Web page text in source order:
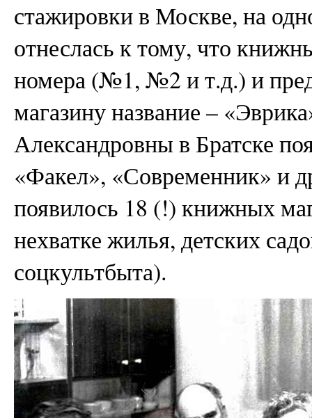
стажировки в Москве, на
отнеслась к тому, что
номера (№1, №2 и т.д.) и
магазину название –
Александровны в Братске
«Факел», «Современник» и
появилось 18 (!) книжных
нехватке жилья, детских
соцкультбыта).